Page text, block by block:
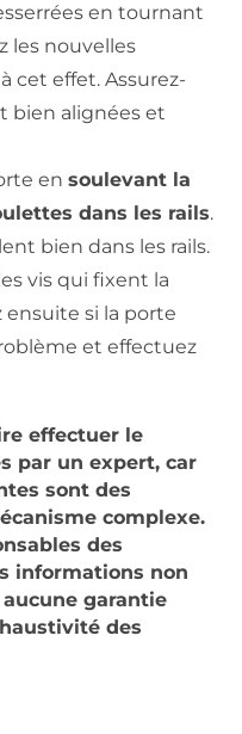
en tournant
les nouvelles
cet effet. Assurez-
bien alignées et
en soulevant la
dans les rails.
bien dans les rails.
vis qui fixent la
ensuite si la porte
et effectuez
effectuer le
par un expert, car
sont des
complexe.
des
informations non
garantie
des